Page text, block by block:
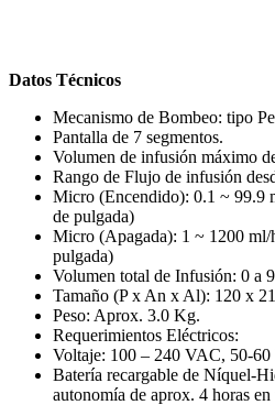
Datos Técnicos
Mecanismo de Bombeo: tipo
Pantalla de 7 segmentos.
Volumen de infusión máximo
Rango de Flujo de infusión
Micro (Encendido): 0.1 ~ 99.9
de pulgada)
Micro (Apagada): 1 ~ 1200 ml/
pulgada)
Volumen total de Infusión: 0 a
Tamaño (P x An x Al): 120 x
Peso: Aprox. 3.0 Kg.
Requerimientos Eléctricos:
Voltaje: 100 – 240 VAC, 50-60
Batería recargable de Níquel-
autonomía de aprox. 4 horas